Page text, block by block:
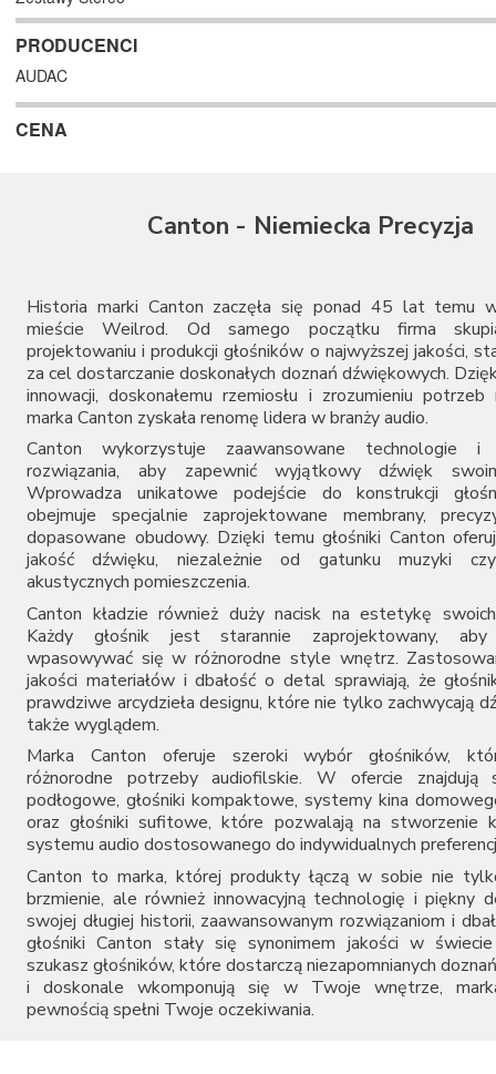
PRODUCENCI
AUDAC
CENA
Canton - Niemiecka Precyzja
Historia marki Canton zaczęła się ponad 45 lat temu
mieście Weilrod. Od samego początku firma
projektowaniu i produkcji głośników o najwyższej jakości,
za cel dostarczanie doskonałych doznań dźwiękowych.
innowacji, doskonałemu rzemiosłu i zrozumieniu potrzeb
marka Canton zyskała renomę lidera w branży audio.
Canton wykorzystuje zaawansowane technologie i
rozwiązania, aby zapewnić wyjątkowy dźwięk
Wprowadza unikatowe podejście do konstrukcji
obejmuje specjalnie zaprojektowane membrany,
dopasowane obudowy. Dzięki temu głośniki Canton
jakość dźwięku, niezależnie od gatunku muzyki
akustycznych pomieszczenia.
Canton kładzie również duży nacisk na estetykę
Każdy głośnik jest starannie zaprojektowany, aby
wpasowywać się w różnorodne style wnętrz.
jakości materiałów i dbałość o detal sprawiają, że
prawdziwe arcydzieła designu, które nie tylko zachwycają
także wyglądem.
Marka Canton oferuje szeroki wybór głośników,
różnorodne potrzeby audiofilskie. W ofercie znajdują
podłogowe, głośniki kompaktowe, systemy kina
oraz głośniki sufitowe, które pozwalają na stworzenie
systemu audio dostosowanego do indywidualnych
Canton to marka, której produkty łączą w sobie nie
brzmienie, ale również innowacyjną technologię i piękny
swojej długiej historii, zaawansowanym rozwiązaniom i
głośniki Canton stały się synonimem jakości w
szukasz głośników, które dostarczą niezapomnianych
i doskonale wkomponują się w Twoje wnętrze,
pewnością spełni Twoje oczekiwania.